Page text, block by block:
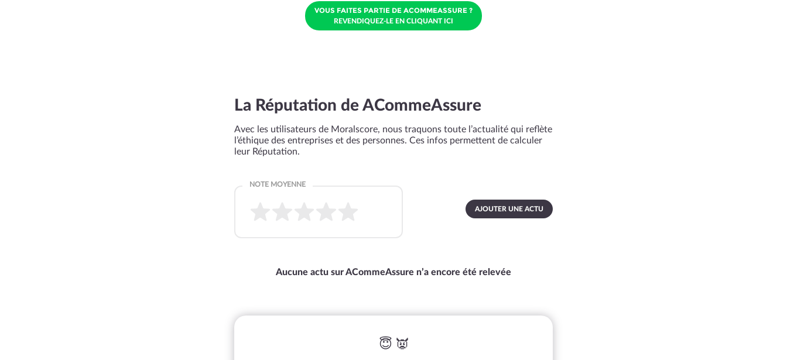
VOUS FAITES PARTIE DE ACOMMEASSURE ?
REVENDIQUEZ-LE EN CLIQUANT ICI
La Réputation de ACommeAssure
Avec les utilisateurs de Moralscore, nous traquons toute l’actualité qui reflète
l’éthique des entreprises et des personnes. Ces infos permettent de calculer
leur Réputation.
AJOUTER UNE ACTU
Aucune actu sur ACommeAssure n’a encore été relevée
😇 👿